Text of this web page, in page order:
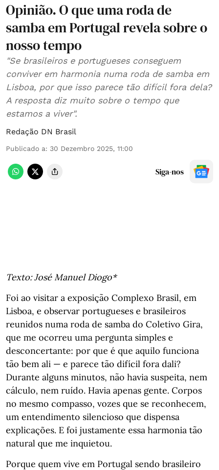
Opinião. O que uma roda de
samba em Portugal revela sobre o
nosso tempo
"Se brasileiros e portugueses conseguem
conviver em harmonia numa roda de samba em
Lisboa, por que isso parece tão difícil fora dela?
A resposta diz muito sobre o tempo que
estamos a viver".
Redação DN Brasil
Publicado a: 30 Dezembro 2025, 11:00
Siga-nos
Texto: José Manuel Diogo*
Foi ao visitar a exposição Complexo Brasil, em
Lisboa, e observar portugueses e brasileiros
reunidos numa roda de samba do Coletivo Gira,
que me ocorreu uma pergunta simples e
desconcertante: por que é que aquilo funciona
tão bem ali — e parece tão difícil fora dali?
Durante alguns minutos, não havia suspeita, nem
cálculo, nem ruído. Havia apenas gente. Corpos
no mesmo compasso, vozes que se reconhecem,
um entendimento silencioso que dispensa
explicações. E foi justamente essa harmonia tão
natural que me inquietou.
Porque quem vive em Portugal sendo brasileiro